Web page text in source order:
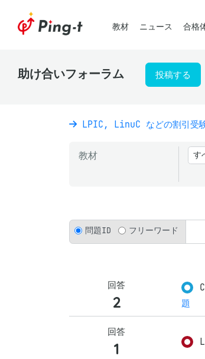
教材 ニュース 合格
助け合いフォーラム 投稿する
LPIC, LinuC などの割引受験
教材 す
問題ID フリーワード
回答
2
題
回答
1